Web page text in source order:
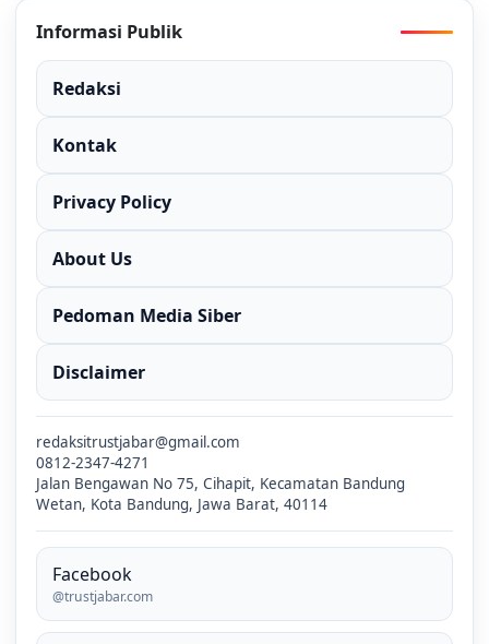
Informasi Publik
Redaksi
Kontak
Privacy Policy
About Us
Pedoman Media Siber
Disclaimer
redaksitrustjabar@gmail.com
0812-2347-4271
Jalan Bengawan No 75, Cihapit, Kecamatan Bandung
Wetan, Kota Bandung, Jawa Barat, 40114
Facebook
@trustjabar.com